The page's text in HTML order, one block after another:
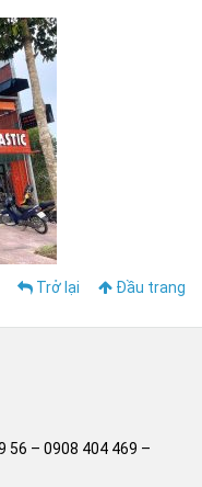
Trở lại Đầu trang
56 – 0908 404 469 –